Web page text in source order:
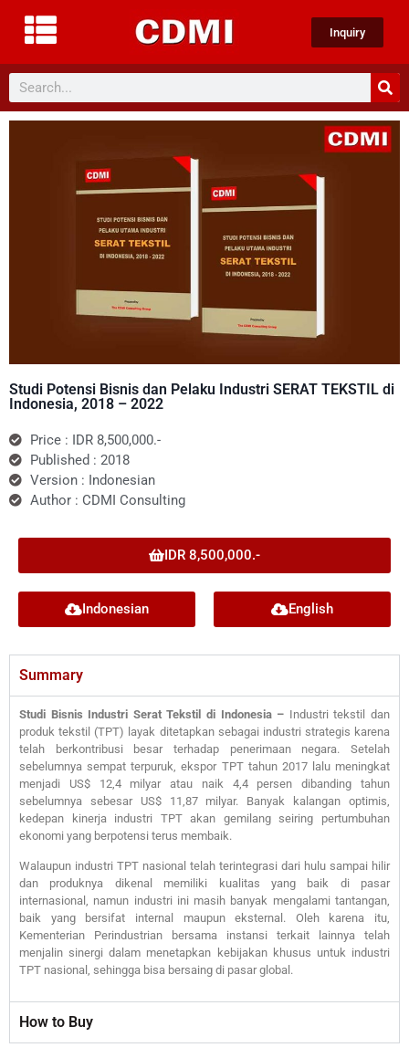
Inquiry
Studi Potensi Bisnis dan Pelaku Industri SERAT TEKSTIL di
Indonesia, 2018 – 2022
Price : IDR 8,500,000.-
Published : 2018
Version : Indonesian
Author : CDMI Consulting
IDR 8,500,000.-
Indonesian English
Summary
Studi Bisnis Industri Serat Tekstil di Indonesia – Industri tekstil dan
produk tekstil (TPT) layak ditetapkan sebagai industri strategis karena
telah berkontribusi besar terhadap penerimaan negara. Setelah
sebelumnya sempat terpuruk, ekspor TPT tahun 2017 lalu meningkat
menjadi US$ 12,4 milyar atau naik 4,4 persen dibanding tahun
sebelumnya sebesar US$ 11,87 milyar. Banyak kalangan optimis,
kedepan kinerja industri TPT akan gemilang seiring pertumbuhan
ekonomi yang berpotensi terus membaik.
Walaupun industri TPT nasional telah terintegrasi dari hulu sampai hilir
dan produknya dikenal memiliki kualitas yang baik di pasar
internasional, namun industri ini masih banyak mengalami tantangan,
baik yang bersifat internal maupun eksternal. Oleh karena itu,
Kementerian Perindustrian bersama instansi terkait lainnya telah
menjalin sinergi dalam menetapkan kebijakan khusus untuk industri
TPT nasional, sehingga bisa bersaing di pasar global.
How to Buy